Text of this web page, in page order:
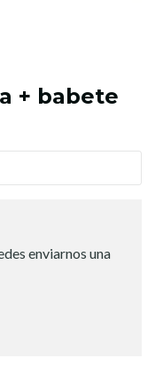
+ babete
enviarnos una